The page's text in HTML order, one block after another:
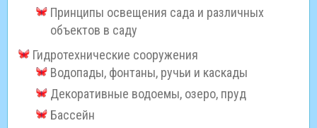
Принципы освещения сада и различных
объектов в саду
Гидротехнические сооружения
Водопады, фонтаны, ручьи и каскады
Декоративные водоемы, озеро, пруд
Бассейн